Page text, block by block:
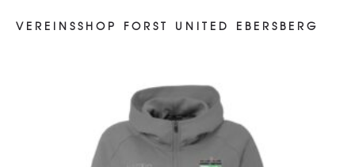
VEREINSSHOP FORST UNITED EBERSBERG